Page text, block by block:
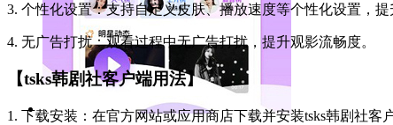
3. 个性化设置：支持自定义皮肤、播放速度等个性化设置，提
4. 无广告打扰：观看过程中无广告打扰，提升观影流畅度。
【tsks韩剧社客户端用法】
1. 下载安装：在官方网站或应用商店下载并安装tsks韩剧社客户